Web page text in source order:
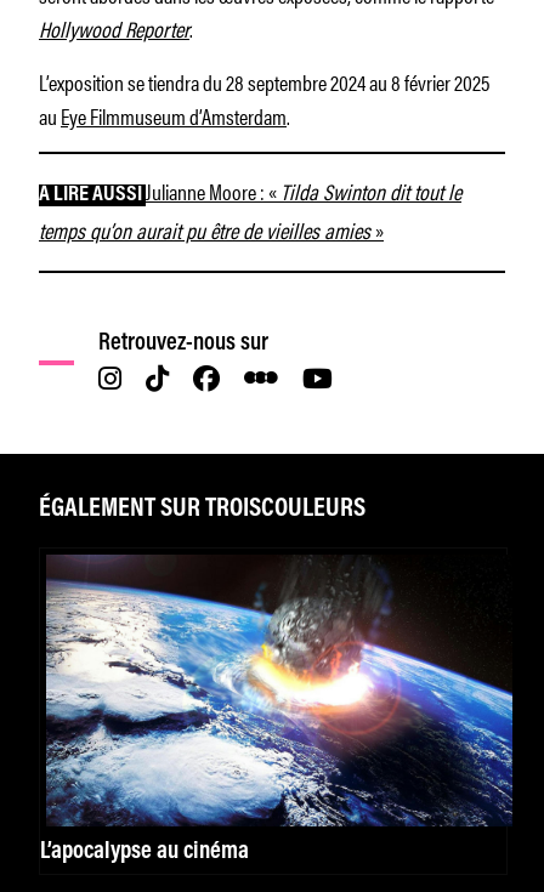
Hollywood Reporter.
L’exposition se tiendra du 28 septembre 2024 au 8 février 2025
auEye Filmmuseum d’Amsterdam.
À LIRE AUSSI Julianne Moore : « Tilda Swinton dit tout le
temps qu’on aurait pu être de vieilles amies»
Retrouvez-nous sur
ÉGALEMENT SUR TROISCOULEURS
L’apocalypse au cinéma